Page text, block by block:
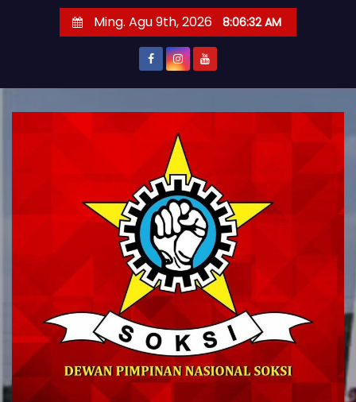
Ming. Agu 9th, 2026 8:06:33 AM